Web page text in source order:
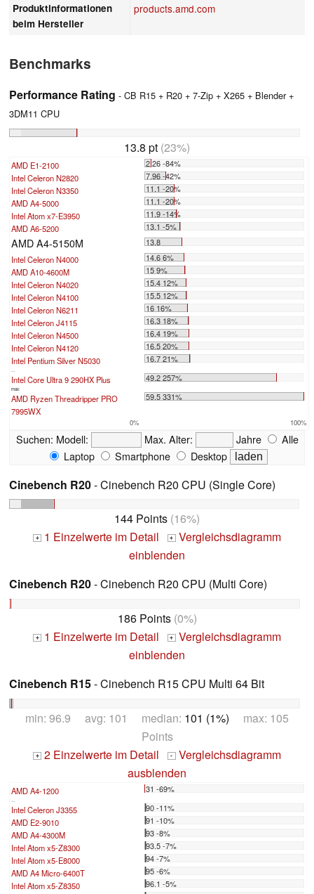
Produktinformationen
beim Hersteller
products.amd.com
Benchmarks
Performance Rating - CB R15 + R20 + 7-Zip + X265 + Blender +
3DM11 CPU
13.8 pt (23%)
AMD E1-2100
2.26 -84%
Intel Celeron N2820
7.96 -42%
Intel Celeron N3350
11.1 -20%
AMD A4-5000
11.1 -20%
Intel Atom x7-E3950
11.9 -14%
AMD A6-5200
13.1 -5%
AMD A4-5150M
13.8
Intel Celeron N4000
14.6 6%
AMD A10-4600M
15 9%
Intel Celeron N4020
15.4 12%
Intel Celeron N4100
15.5 12%
Intel Celeron N6211
16 16%
Intel Celeron J4115
16.3 18%
Intel Celeron N4500
16.4 19%
Intel Celeron N4120
16.5 20%
Intel Pentium Silver N5030
16.7 21%
Intel Core Ultra 9 290HX Plus 49.2 257%
max:
AMD Ryzen Threadripper PRO
7995WX
59.5 331%
0% 100%
Suchen: Modell: Max. Alter: Jahre
Alle
Laptop
Smartphone Desktop
Cinebench R20- Cinebench R20 CPU (Single Core)
144 Points (16%)
+ 1 Einzelwerte im Detail + Vergleichsdiagramm
einblenden
Cinebench R20- Cinebench R20 CPU (Multi Core)
186 Points(0%)
+ 1 Einzelwerte im Detail + Vergleichsdiagramm
einblenden
Cinebench R15- Cinebench R15 CPU Multi 64 Bit
min: 96.9 avg: 101 median: 101 (1%) max: 105
Points
+ 2 Einzelwerte im Detail - Vergleichsdiagramm
ausblenden
AMD A4-1200 31 -69%
...
Intel Celeron J3355
90 -11%
AMD E2-9010
91 -10%
AMD A4-4300M
93 -8%
Intel Atom x5-Z8300
93.5 -7%
Intel Atom x5-E8000
94 -7%
AMD A4 Micro-6400T
95 -6%
Intel Atom x5-Z8350
96.1 -5%